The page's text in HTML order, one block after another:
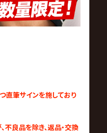
直筆サインを施しており
良品を除き、返品・交換